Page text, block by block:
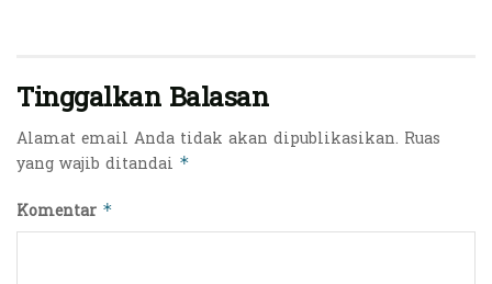
Tinggalkan Balasan
Alamat email Anda tidak akan dipublikasikan. Ruas
yang wajib ditandai *
Komentar *